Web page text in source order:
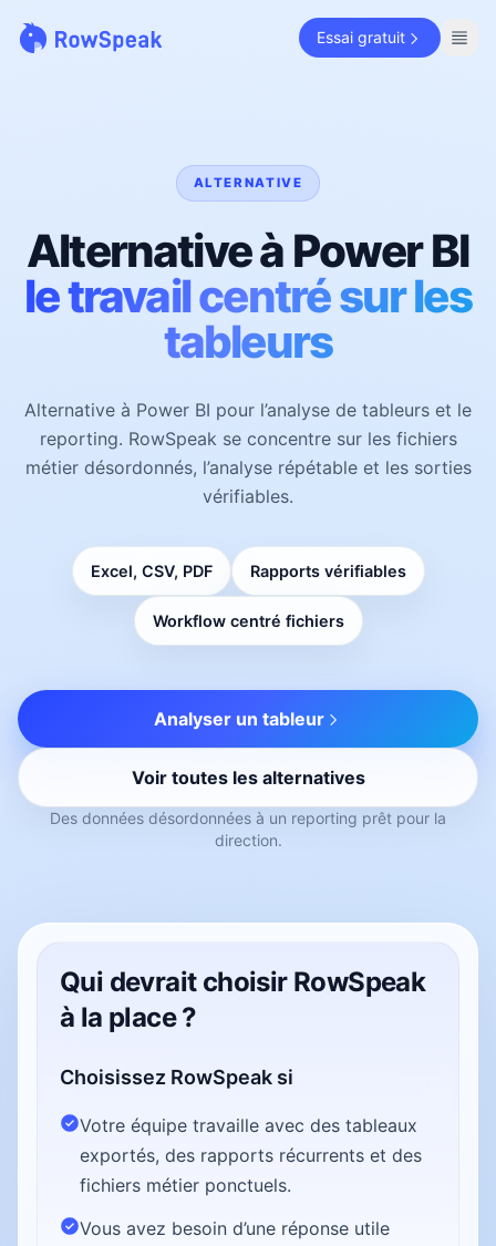
Essai gratuit
ALTERNATIVE
Alternative à Power BI
le travail centré sur les
tableurs
Alternative à Power BI pour l’analyse de tableurs et le
reporting. RowSpeak se concentre sur les fichiers
métier désordonnés, l’analyse répétable et les sorties
vérifiables.
Excel, CSV, PDF Rapports vérifiables
Workflow centré fichiers
Analyser un tableur
Voir toutes les alternatives
Des données désordonnées à un reporting prêt pour la
direction.
Qui devrait choisir RowSpeak
à la place ?
Choisissez RowSpeak si
Votre équipe travaille avec des tableaux
exportés, des rapports récurrents et des
fichiers métier ponctuels.
Vous avez besoin d’une réponse utile